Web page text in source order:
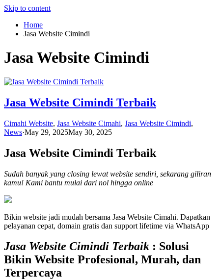
Skip to content
Home
Jasa Website Cimindi
Jasa Website Cimindi
Jasa Website Cimindi Terbaik
Cimahi Website, Jasa Website Cimahi, Jasa Website Cimindi,
News·May 29, 2025May 30, 2025
Jasa Website Cimindi Terbaik
Sudah banyak yang closing lewat website sendiri, sekarang giliran
kamu! Kami bantu mulai dari nol hingga online
Bikin website jadi mudah bersama Jasa Website Cimahi. Dapatkan
pelayanan cepat, domain gratis dan support lifetime via WhatsApp
Jasa Website Cimindi Terbaik : Solusi
Bikin Website Profesional, Murah, dan
Terpercaya